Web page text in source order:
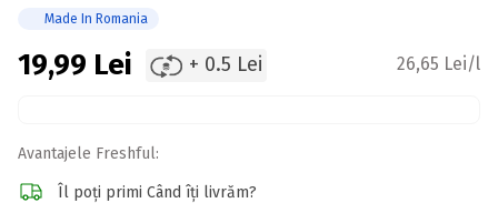
Made In Romania
19,99 Lei + 0.5 Lei 26,65 Lei/l
Avantajele Freshful:
Îl poți primi Când îți livrăm?